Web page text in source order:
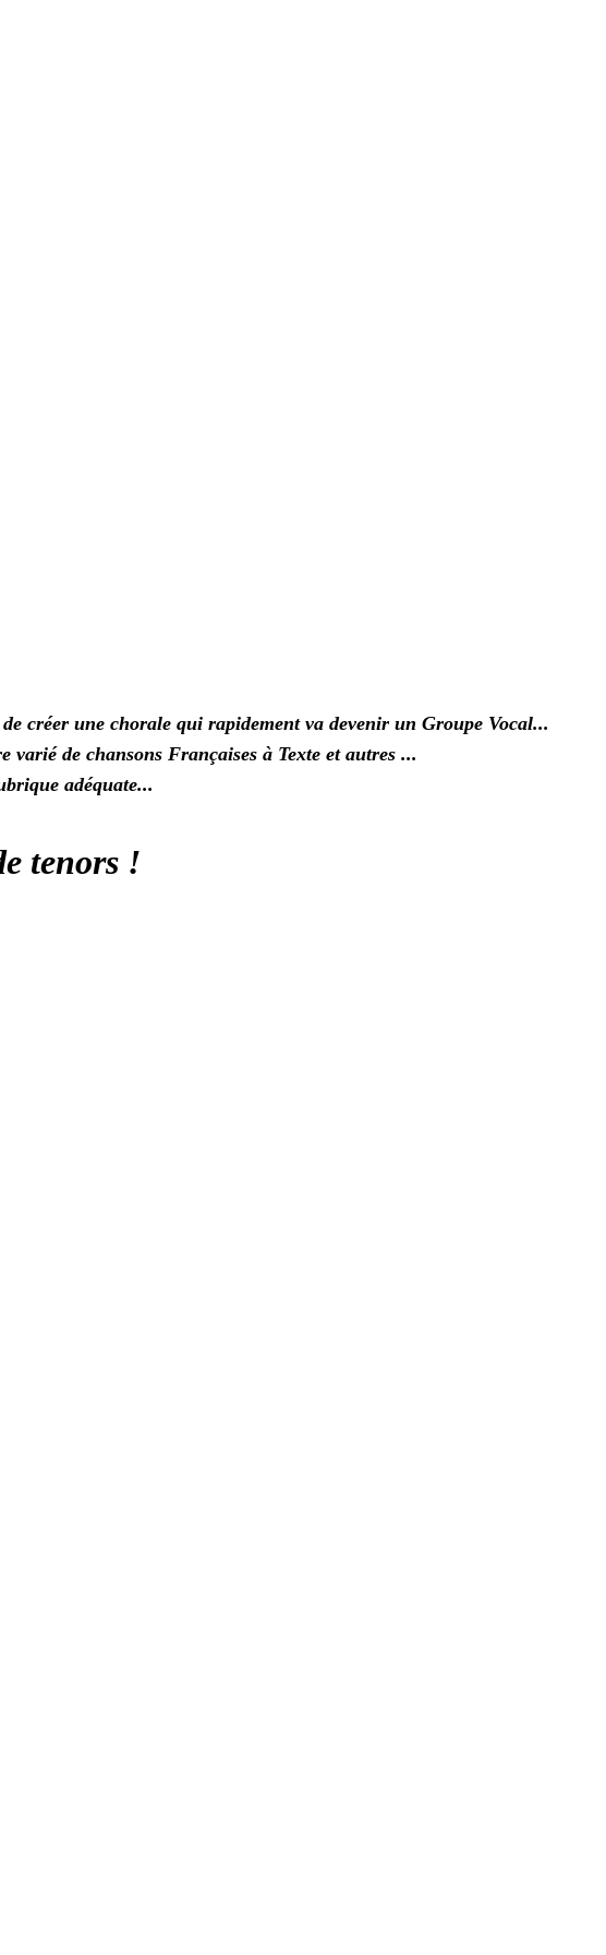
créer une chorale qui rapidement va devenir un Groupe Vocal...
de chansons Françaises à Texte et autres ...
adéquate...
tenors !